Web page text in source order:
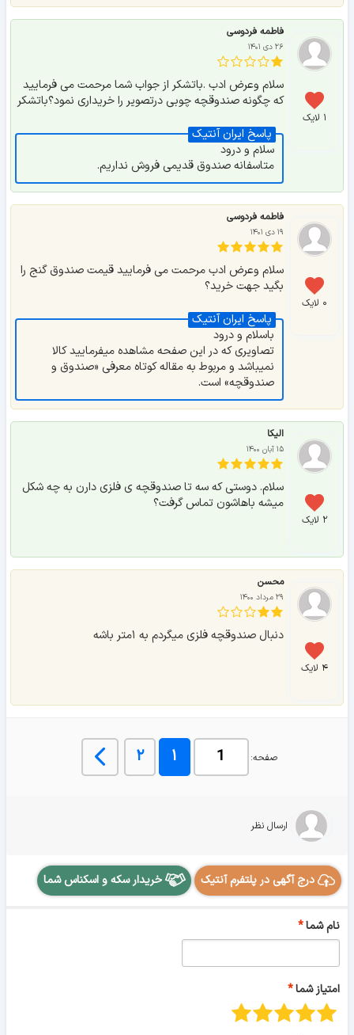
۱ لایک
فاطمه فردوسی
۲۶ دی ۱۴۰۱
سلام وعرض ادب .باتشکر از جواب شما مرحمت می فرمایید
که چگونه صندوقچه چوبی درتصویر را خریداری نمود؟باتشکر
سلام و درود
متاسفانه صندوق قدیمی فروش نداریم.
۰ لایک
فاطمه فردوسی
۱۹ دی ۱۴۰۱
سلام وعرض ادب مرحمت می فرمایید قیمت صندوق گنج را
بگید جهت خرید؟
باسلام و درود
تصاویری که در این صفحه مشاهده میفرمایید کالا
نمیباشد و مربوط به مقاله کوتاه معرفی «صندوق و
صندوقچه» است.
۲ لایک
الیکا
۱۵ آبان ۱۴۰۰
سلام. دوستی که سه تا صندوقچه ی فلزی دارن به چه شکل
میشه باهاشون تماس گرفت؟
۴ لایک
محسن
۲۹ مرداد ۱۴۰۰
دنبال صندوقچه فلزی میگردم به ۱متر باشه
صفحه: ۱ ۲
ارسال نظر
درج آگهی در پلتفرم آنتیک خریدار سکه و اسکناس شما
نام شما
امتیاز شما